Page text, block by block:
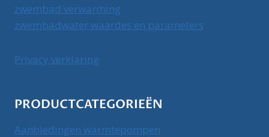
zwembad verwarming
zwembadwater waardes en parameters
Privacy verklaring
PRODUCTCATEGORIEËN
Aanbiedingen warmtepompen